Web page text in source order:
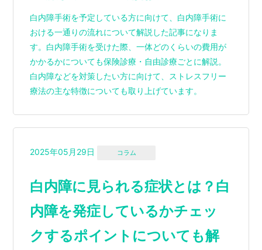
白内障手術を予定している方に向けて、白内障手術に
おける一通りの流れについて解説した記事になりま
す。白内障手術を受けた際、一体どのくらいの費用が
かかるかについても保険診療・自由診療ごとに解説。
白内障などを対策したい方に向けて、ストレスフリー
療法の主な特徴についても取り上げています。
2025年05月29日 コラム
白内障に見られる症状とは？白
内障を発症しているかチェッ
クするポイントについても解